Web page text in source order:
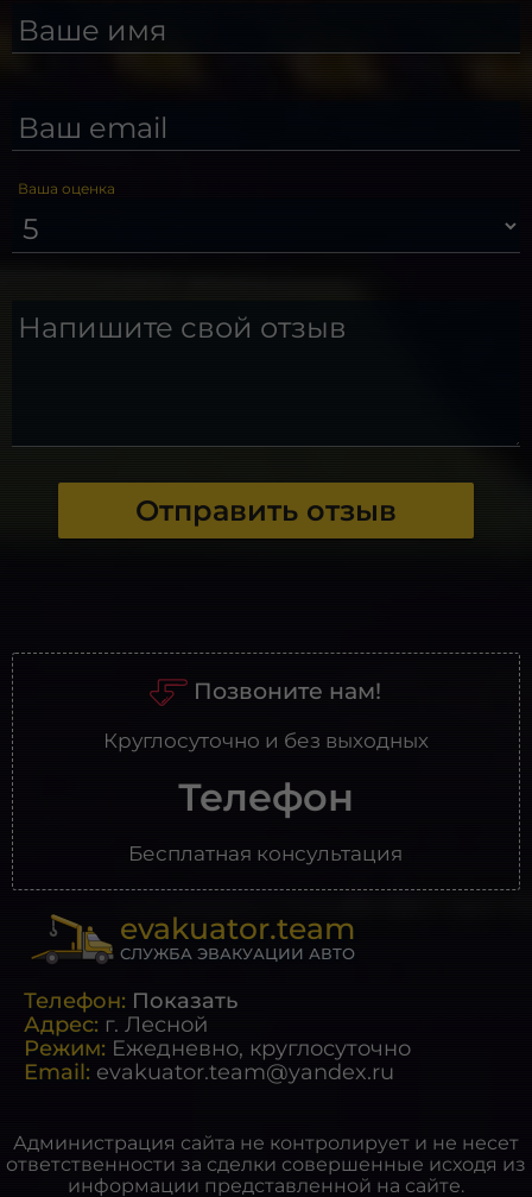
Ваше имя
Ваш email
Ваша оценка
Напишите свой отзыв
Отправить отзыв
Позвоните нам!
Круглосуточно и без выходных
Телефон
Бесплатная консультация
evakuator.team
СЛУЖБА ЭВАКУАЦИИ АВТО
Телефон: Показать
Адрес: г. Лесной
Режим: Ежедневно, круглосуточно
Email: evakuator.team@yandex.ru
Администрация сайта не контролирует и не несет
ответственности за сделки совершенные исходя из
информации представленной на сайте.